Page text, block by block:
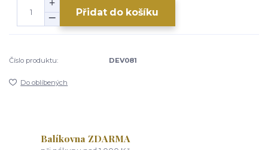
Přidat do košíku
Číslo produktu: DEV081
Do oblíbených
Balíkovna ZDARMA